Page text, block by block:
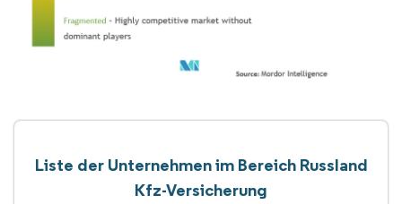
Liste der Unternehmen im Bereich Russland
Kfz-Versicherung